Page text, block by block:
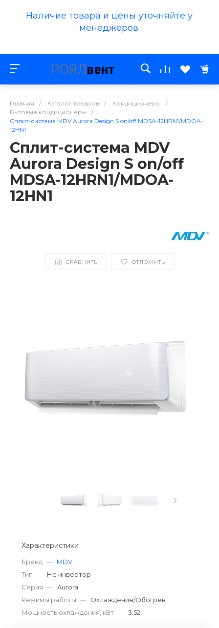
Наличие товара и цены уточняйте у
менеджеров.
Главная / Каталог товаров / Кондиционеры
/
Бытовые кондиционеры
/
Сплит-система MDV Aurora Design S on/off MDSA-12HRN1/MDOA-
12HN1
Сплит-система MDV
Aurora Design S on/off
MDSA-12HRN1/MDOA-
12HN1
СРАВНИТЬ ОТЛОЖИТЬ
Характеристики
Бренд — MDV
Тип — Не инвертор
Серия — Aurora
Режимы работы — Охлаждение/Обогрев
Мощность охлаждения, кВт — 3.52